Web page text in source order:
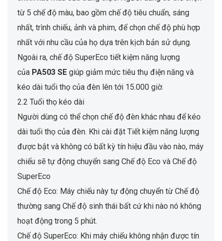
từ 5 chế độ màu, bao gồm chế độ tiêu chuẩn, sáng
nhất, trình chiếu, ảnh và phim, để chọn chế độ phù hợp
nhất với nhu cầu của họ dựa trên kịch bản sử dụng.
Ngoài ra, chế độ SuperEco tiết kiệm năng lượng
của PA503 SE giúp giảm mức tiêu thụ điện năng và
kéo dài tuổi thọ của đèn lên tới 15.000 giờ.
2.2 Tuổi thọ kéo dài
Người dùng có thể chọn chế độ đèn khác nhau để kéo
dài tuổi thọ của đèn. Khi cài đặt Tiết kiệm năng lượng
được bật và không có bất kỳ tín hiệu đầu vào nào, máy
chiếu sẽ tự động chuyển sang Chế độ Eco và Chế độ
SuperEco
Chế độ Eco: Máy chiếu này tự động chuyển từ Chế độ
thường sang Chế độ sinh thái bất cứ khi nào nó không
hoạt động trong 5 phút.
Chế độ SuperEco: Khi máy chiếu không nhận được tín